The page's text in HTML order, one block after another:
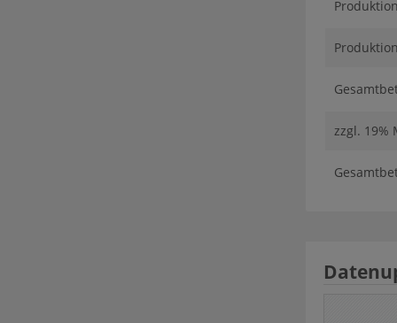
zzgl. 19%